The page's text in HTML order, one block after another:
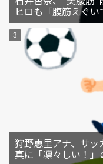
ヒロも「腹筋えぐ
狩野恵里アナ、サ
真に「凛々しい！